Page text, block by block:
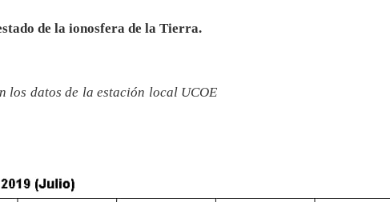
de la ionosfera de la Tierra.
los datos de la estación local UCOE